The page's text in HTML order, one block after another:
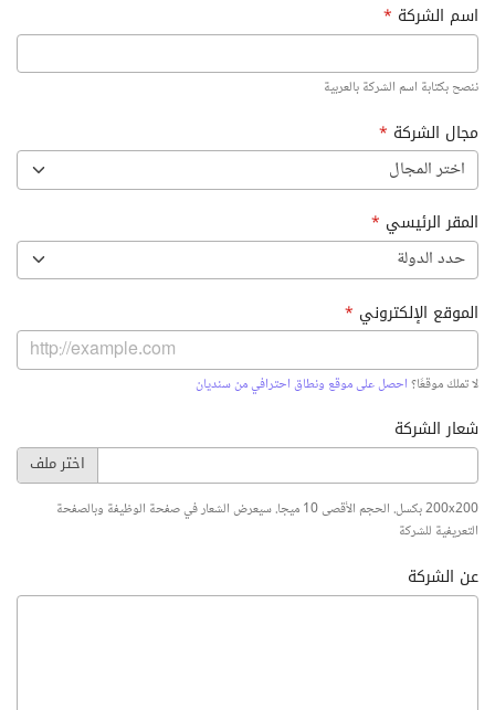
اسم الشركة *
ننصح بكتابة اسم الشركة بالعربية
مجال الشركة *
اختر المجال
المقر الرئيسي *
حدد الدولة
الموقع الإلكتروني *
لا تملك موقعًا؟ احصل على موقع ونطاق احترافي من سنديان
شعار الشركة
200x200 بكسل. الحجم الأقصى 10 ميجا. سيعرض الشعار في صفحة الوظيفة وبالصفحة
التعريفية للشركة
عن الشركة